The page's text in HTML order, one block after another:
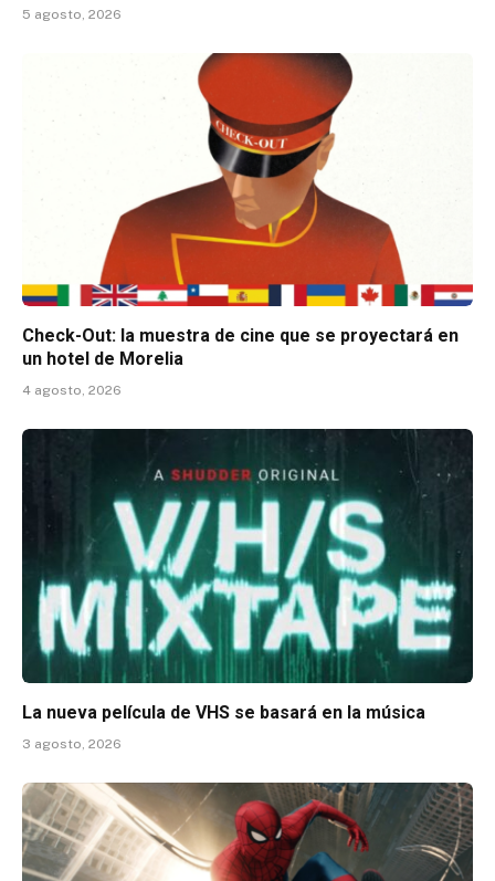
5 agosto, 2026
Check-Out: la muestra de cine que se proyectará en
un hotel de Morelia
4 agosto, 2026
La nueva película de VHS se basará en la música
3 agosto, 2026